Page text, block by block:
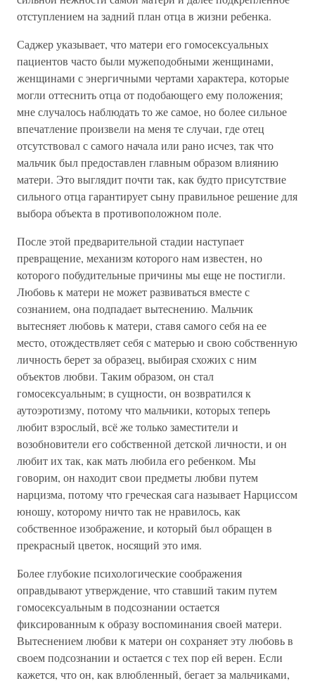
отступлением на задний план отца в жизни ребенка.
Саджер указывает, что матери его гомосексуальных
пациентов часто были мужеподобными женщинами,
женщинами с энергичными чертами характера, которые
могли оттеснить отца от подобающего ему положения;
мне случалось наблюдать то же самое, но более сильное
впечатление произвели на меня те случаи, где отец
отсутствовал с самого начала или рано исчез, так что
мальчик был предоставлен главным образом влиянию
матери. Это выглядит почти так, как будто присутствие
сильного отца гарантирует сыну правильное решение для
выбора объекта в противоположном поле.
После этой предварительной стадии наступает
превращение, механизм которого нам известен, но
которого побудительные причины мы еще не постигли.
Любовь к матери не может развиваться вместе с
сознанием, она подпадает вытеснению. Мальчик
вытесняет любовь к матери, ставя самого себя на ее
место, отождествляет себя с матерью и свою собственную
личность берет за образец, выбирая схожих с ним
объектов любви. Таким образом, он стал
гомосексуальным; в сущности, он возвратился к
аутоэротизму, потому что мальчики, которых теперь
любит взрослый, всё же только заместители и
возобновители его собственной детской личности, и он
любит их так, как мать любила его ребенком. Мы
говорим, он находит свои предметы любви путем
нарцизма, потому что греческая сага называет Нарциссом
юношу, которому ничто так не нравилось, как
собственное изображение, и который был обращен в
прекрасный цветок, носящий это имя.
Более глубокие психологические соображения
оправдывают утверждение, что ставший таким путем
гомосексуальным в подсознании остается
фиксированным к образу воспоминания своей матери.
Вытеснением любви к матери он сохраняет эту любовь в
своем подсознании и остается с тех пор ей верен. Если
кажется, что он, как влюбленный, бегает за мальчиками,